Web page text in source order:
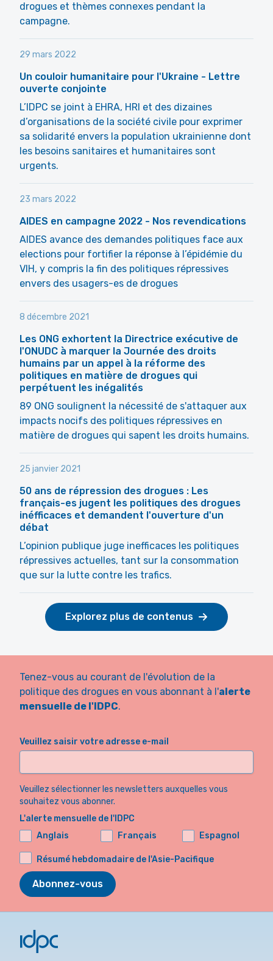
drogues et thèmes connexes pendant la
campagne.
29 mars 2022
Un couloir humanitaire pour l'Ukraine - Lettre
ouverte conjointe
L’IDPC se joint à EHRA, HRI et des dizaines
d’organisations de la société civile pour exprimer
sa solidarité envers la population ukrainienne dont
les besoins sanitaires et humanitaires sont
urgents.
23 mars 2022
AIDES en campagne 2022 - Nos revendications
AIDES avance des demandes politiques face aux
elections pour fortifier la réponse à l’épidémie du
VIH, y compris la fin des politiques répressives
envers des usagers-es de drogues
8 décembre 2021
Les ONG exhortent la Directrice exécutive de
l'ONUDC à marquer la Journée des droits
humains par un appel à la réforme des
politiques en matière de drogues qui
perpétuent les inégalités
89 ONG soulignent la nécessité de s'attaquer aux
impacts nocifs des politiques répressives en
matière de drogues qui sapent les droits humains.
25 janvier 2021
50 ans de répression des drogues : Les
français-es jugent les politiques des drogues
inéfficaces et demandent l'ouverture d'un
débat
L’opinion publique juge inefficaces les politiques
répressives actuelles, tant sur la consommation
que sur la lutte contre les trafics.
Explorez plus de contenus
Tenez-vous au courant de l'évolution de la
politique des drogues en vous abonnant à l'alerte
mensuelle de l'IDPC.
Veuillez saisir votre adresse e-mail
Veuillez sélectionner les newsletters auxquelles vous
souhaitez vous abonner.
L'alerte mensuelle de l'IDPC
Anglais
Français Espagnol
Résumé hebdomadaire de l'Asie-Pacifique
Abonnez-vous